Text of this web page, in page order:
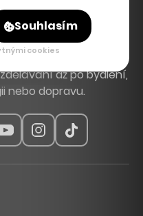
se tématům, která
byznysu a startupů
až po bydlení,
nebo dopravu.
Souhlasím
cookies